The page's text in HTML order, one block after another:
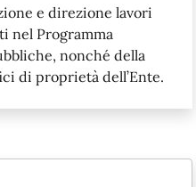
e direzione lavori
nel Programma
nonché della
di proprietà dell’Ente.